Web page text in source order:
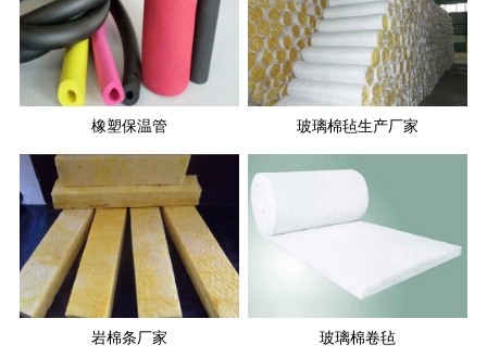
橡塑保温管 玻璃棉毡生产厂家
岩棉条厂家 玻璃棉卷毡